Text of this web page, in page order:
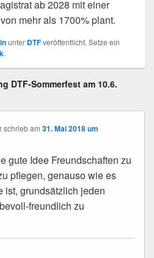
ab 2028 mit einer
mehr als 1700% plant.
unter DTFveröffentlicht. Setze ein
.
DTF-Sommerfest am 10.6.
schriebam31. Mai 2018 um
gute Idee Freundschaften zu
pflegen, genauso wie es
ist, grundsätzlich jeden
freundlich zu